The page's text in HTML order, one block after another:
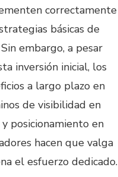
correctamente
básicas de
Sin embargo, a pesar
inversión inicial, los
a largo plazo en
de visibilidad en
posicionamiento en
hacen que valga
el esfuerzo dedicado.